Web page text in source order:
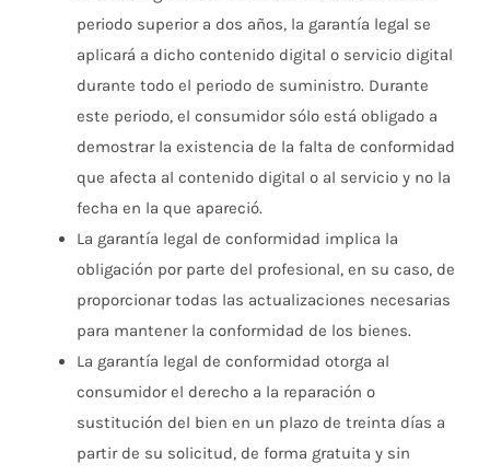
periodo superior a dos años, la garantía legal se
aplicará a dicho contenido digital o servicio digital
durante todo el periodo de suministro. Durante
este periodo, el consumidor sólo está obligado a
demostrar la existencia de la falta de conformidad
que afecta al contenido digital o al servicio y no la
fecha en la que apareció.
La garantía legal de conformidad implica la
obligación por parte del profesional, en su caso, de
proporcionar todas las actualizaciones necesarias
para mantener la conformidad de los bienes.
La garantía legal de conformidad otorga al
consumidor el derecho a la reparación o
sustitución del bien en un plazo de treinta días a
partir de su solicitud, de forma gratuita y sin